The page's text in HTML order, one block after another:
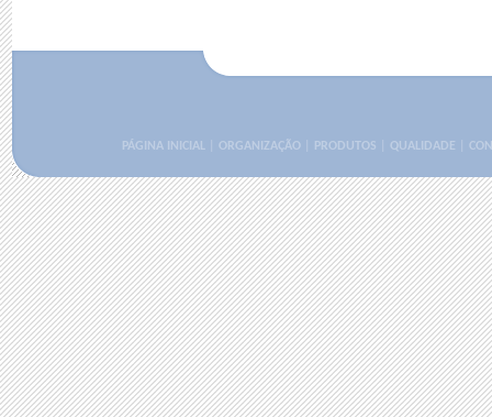
PÁGINA INICIAL| ORGANIZAÇÃO| PRODUTOS QUALIDADE